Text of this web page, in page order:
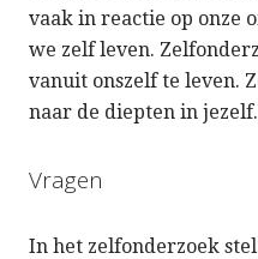
vaak in reactie op onze
we zelf leven.
vanuit onszelf te leven.
naar de diepten in jezelf.
Vragen
In het zelfonderzoek